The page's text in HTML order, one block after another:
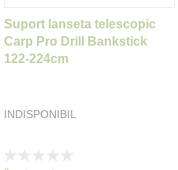
Suport lanseta telescopic
Carp Pro Drill Bankstick
122-224cm
INDISPONIBIL